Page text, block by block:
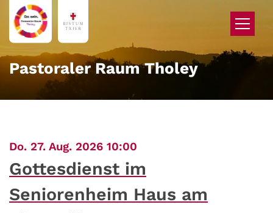
Zum Inhalt springen
Pastoraler Raum Tholey
Do. 27. Aug. 2026 10:00
Gottesdienst im
Seniorenheim Haus am